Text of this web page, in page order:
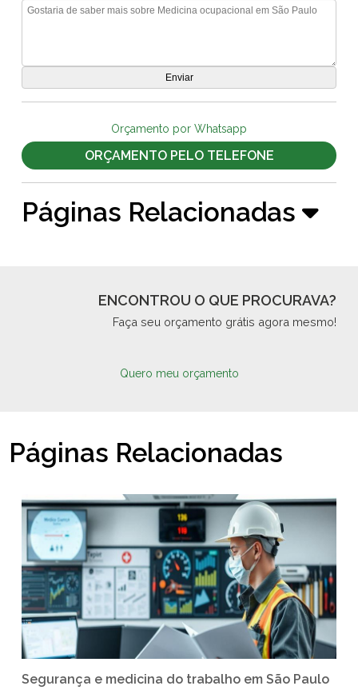
Orçamento por Whatsapp
ORÇAMENTO PELO TELEFONE
Páginas Relacionadas
ENCONTROU O QUE PROCURAVA?
Faça seu orçamento grátis agora mesmo!
Quero meu orçamento
Páginas Relacionadas
Segurança e medicina do trabalho em São Paulo